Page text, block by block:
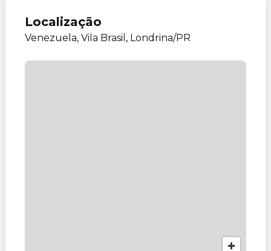
Localização
Venezuela, Vila Brasil, Londrina/PR